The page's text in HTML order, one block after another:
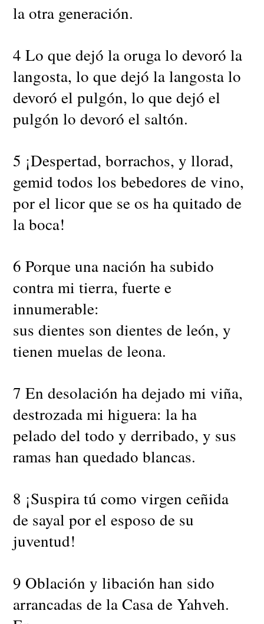
la otra generación.
4 Lo que dejó la oruga lo devoró la
langosta, lo que dejó la langosta lo
devoró el pulgón, lo que dejó el
pulgón lo devoró el saltón.
5 ¡Despertad, borrachos, y llorad,
gemid todos los bebedores de vino,
por el licor que se os ha quitado de
la boca!
6 Porque una nación ha subido
contra mi tierra, fuerte e
innumerable:
sus dientes son dientes de león, y
tienen muelas de leona.
7 En desolación ha dejado mi viña,
destrozada mi higuera: la ha
pelado del todo y derribado, y sus
ramas han quedado blancas.
8 ¡Suspira tú como virgen ceñida
de sayal por el esposo de su
juventud!
9 Oblación y libación han sido
arrancadas de la Casa de Yahveh.